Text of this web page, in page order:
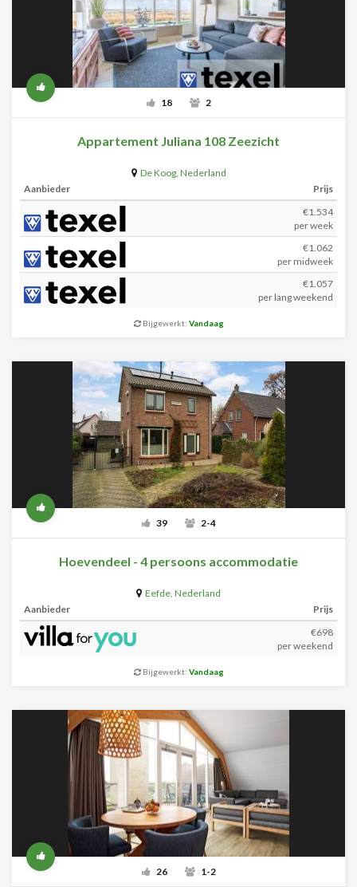
18 2
Appartement Juliana 108 Zeezicht
De Koog, Nederland
Aanbieder
Prijs
€1.534
per week
€1.062
per midweek
€1.057
per lang weekend
Bijgewerkt: Vandaag
39 2-4
Hoevendeel - 4 persoons accommodatie
Eefde, Nederland
Aanbieder
Prijs
€698
per weekend
Bijgewerkt: Vandaag
26 1-2